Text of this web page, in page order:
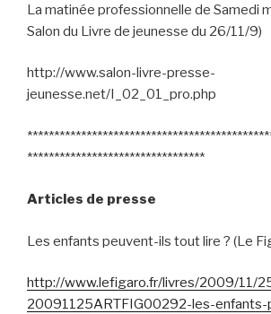
La matinée professionnelle de Samedi
Salon du Livre de jeunesse du 26/11/9)
http://www.salon-livre-presse-
jeunesse.net/I_02_01_pro.php
*********************************
Articles de presse
Les enfants peuvent-ils tout lire ? (Le
http://www.lefigaro.fr/livres/2009/11/
20091125ARTFIG00292-les-